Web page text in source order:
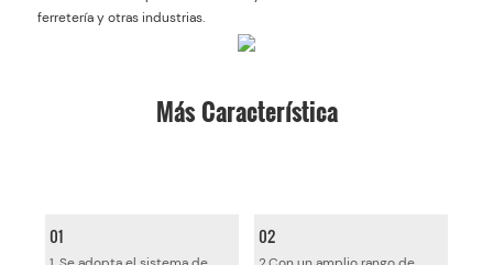
ferretería y otras industrias.
Más Característica
01 02